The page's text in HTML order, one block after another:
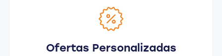
Ofertas Personalizadas